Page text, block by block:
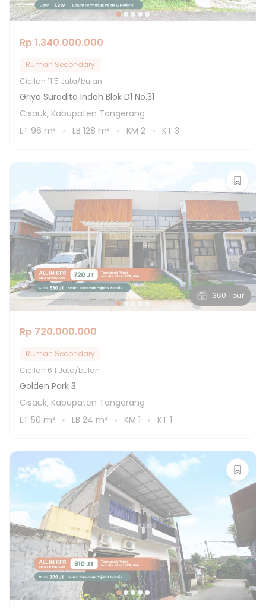
Rp 1.340.000.000
Rumah Secondary
Cicilan 11.5 Juta/bulan
Griya Suradita Indah Blok D1 No.31
Cisauk, Kabupaten Tangerang
LT 96 m² LB 128 m² KM 2 KT 3
360 Tour
Rp 720.000.000
Rumah Secondary
Cicilan 6.1 Juta/bulan
Golden Park 3
Cisauk, Kabupaten Tangerang
LT 50 m² LB 24 m² KM 1 KT 1